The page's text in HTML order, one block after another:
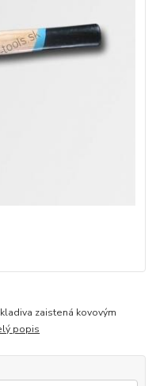
zaistená kovovým
popis